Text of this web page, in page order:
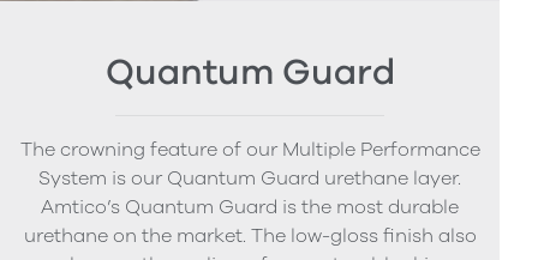
Quantum Guard
The crowning feature of our Multiple Performance
System is our Quantum Guard urethane layer.
Amtico’s Quantum Guard is the most durable
urethane on the market. The low-gloss finish also